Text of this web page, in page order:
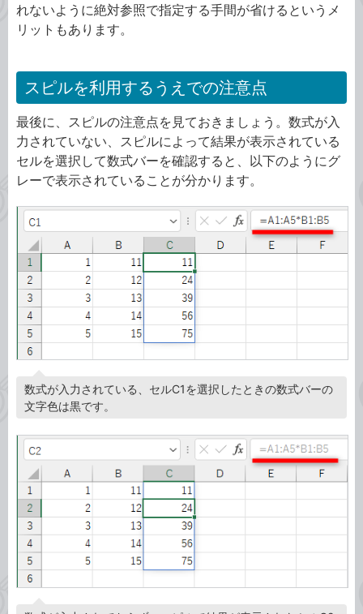
れないように絶対参照で指定する手間が省けるというメ
リットもあります。
スピルを利用するうえでの注意点
最後に、スピルの注意点を見ておきましょう。数式が入
力されていない、スピルによって結果が表示されている
セルを選択して数式バーを確認すると、以下のようにグ
レーで表示されていることが分かります。
数式が入力されている、セルC1を選択したときの数式バーの
文字色は黒です。